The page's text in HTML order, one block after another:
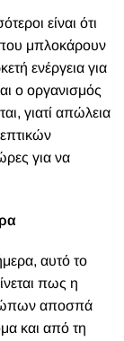
είναι ότι
μπλοκάρουν
ενέργεια για
ο οργανισμός
γιατί απώλεια
για να
αυτό το
πως η
αποσπά
και από τη